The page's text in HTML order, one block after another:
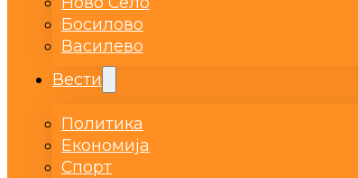
Босилово
Василево
Вести
Политика
Економија
Спорт